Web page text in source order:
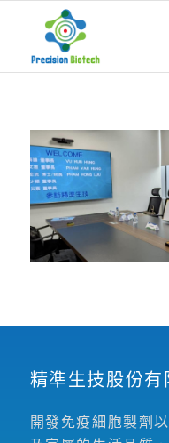
精準生技股份有
開發免疫細胞製劑